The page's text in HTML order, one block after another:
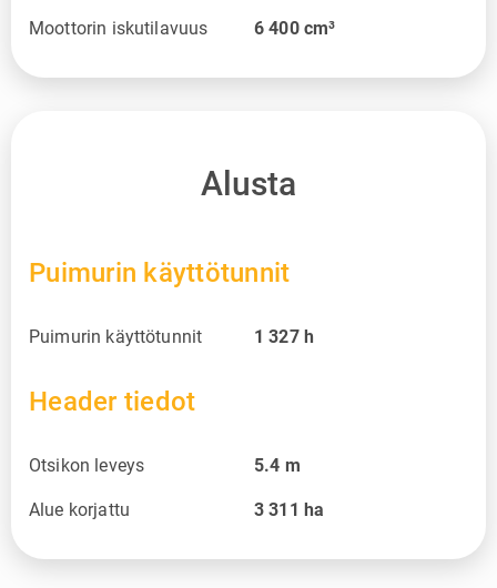
Moottorin iskutilavuus 6 400 cm³
Alusta
Puimurin käyttötunnit
Puimurin käyttötunnit 1 327 h
Header tiedot
Otsikon leveys 5.4 m
Alue korjattu 3 311 ha